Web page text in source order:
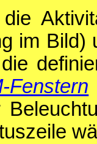
im
Fenstern